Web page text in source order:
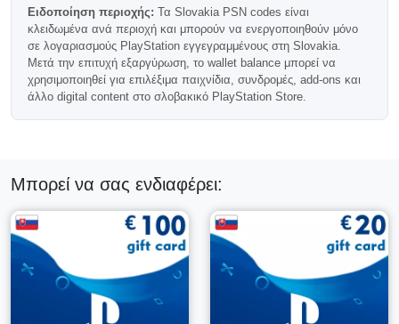
αυτόματα και συνήθως μπορούν να εξαργυρωθούν λίγο
μετά την ολοκλήρωση της αγοράς.
Συμβατότητα Λογαριασμού
Σλοβακίας
Σημαντικό:αυτή η κάρτα PSN λειτουργεί μόνο με
Οι κωδικοί PlayStation Σλοβακίας είναι κλειδωμένοι κατά
περιοχή και δεν μπορούν να εξαργυρωθούν σε
λογαριασμούς από άλλες χώρες. Παρακαλούμε ελέγξτε την
περιοχή του λογαριασμού σας πριν από την αγορά.
Γιατί να Επιλέξετε την Κάρτα PSN 10
EUR Σλοβακίας;
Ειδοποίηση περιοχής: Τα Slovakia PSN codes είναι
κλειδωμένα ανά περιοχή και μπορούν να ενεργοποιηθούν μόνο
σε λογαριασμούς PlayStation εγγεγραμμένους στη Slovakia.
Μετά την επιτυχή εξαργύρωση, το wallet balance μπορεί να
χρησιμοποιηθεί για επιλέξιμα παιχνίδια, συνδρομές, add-ons και
άλλο digital content στο σλοβακικό PlayStation Store.
Μπορεί να σας ενδιαφέρει: